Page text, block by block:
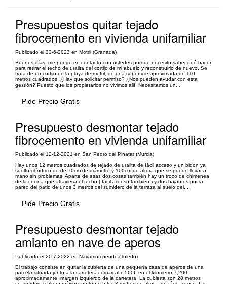
Presupuestos quitar tejado
fibrocemento en vivienda unifamiliar
Publicado el 22-6-2023 en Motril (Granada)
Buenos días, me pongo en contacto con ustedes porque necesito saber qué hacer
para retirar el techo de uralita del cortijo de mi abuelo y reconstruirlo de nuevo. Se
trata de un cortijo en la playa de motril, de una superficie aproximada de 110
metros cuadrados. ¿Hay que solicitar permiso? ¿Nos pueden ayudar con esta
gestión? Puesto que los propietarios no vivimos allí. Necesitamos un...
Pide Precio Gratis
Presupuesto desmontar tejado
fibrocemento en vivienda unifamiliar
Publicado el 12-12-2021 en San Pedro del Pinatar (Murcia)
Hay unos 12 metros cuadrados de tejado de uralita de fácil acceso y un bidón ya
suelto cilíndrico de de 70cm de diámetro y 100cm de altura que se puede llevar a
mano sin problemas. Aparte de esas dos cosas también hay un trozo de chimenea
de la cocina que atraviesa el techo ( fácil acceso también ) y dos bajantes por la
pared del patio de unos 3 metros del sumidero de la terraza al suelo del...
Pide Precio Gratis
Presupuesto desmontar tejado
amianto en nave de aperos
Publicado el 20-7-2022 en Navamorcuende (Toledo)
El trabajo consiste en quitar la cubierta de una pequeña casa de aperos de una
parcela situada junto a la carretera comarcal c-5006 en el kilómetro 7,200
aproximadamente, margen izquierdo de la carretera. La cubierta son 28 metros